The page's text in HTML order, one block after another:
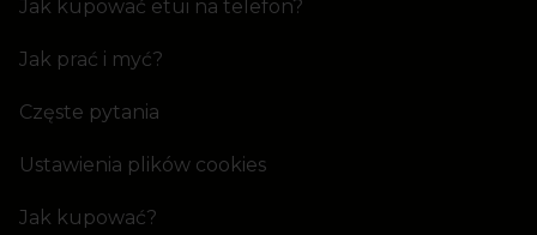
Jak kupować etui na telefon?
Jak prać i myć?
Częste pytania
Ustawienia plików cookies
Jak kupować?